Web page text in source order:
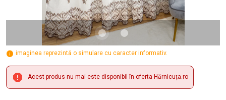
imaginea reprezintă o simulare cu caracter informativ.
Acest produs nu mai este disponibil în oferta Hărnicuța.ro